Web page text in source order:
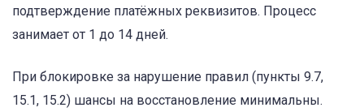
подтверждение платёжных реквизитов. Процесс
занимает от 1 до 14 дней.
При блокировке за нарушение правил (пункты 9.7,
15.1, 15.2) шансы на восстановление минимальны.